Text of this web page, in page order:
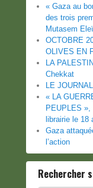
« Gaza au
des trois
Mutasem
OCTOBRE
OLIVES EN
LA
Chekkat
LE
« LA
PEUPLES
librairie le 18
Gaza
l’action
Rechercher